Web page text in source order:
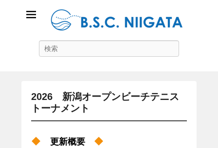
B.S.C Niigata
ビーチスポーツコミュニティ新潟
2026 新潟オープンビーチテニス
トーナメント
P
s
更新概要